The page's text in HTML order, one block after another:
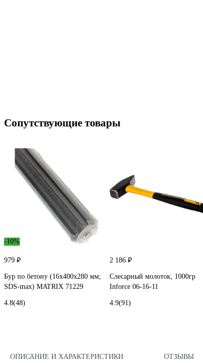
Сопутствующие товары
-10%
979 ₽
Бур по бетону (16x400х280 мм;
SDS-max) MATRIX 71229
4.8(48)
2 186 ₽
Слесарный молоток, 1000гр
Inforce 06-16-11
4.9(91)
ОПИСАНИЕ И ХАРАКТЕРИСТИКИ ОТЗЫВЫ